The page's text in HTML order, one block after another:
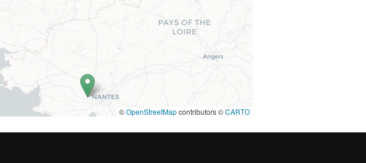
©OpenStreetMapcontributors ©CARTO